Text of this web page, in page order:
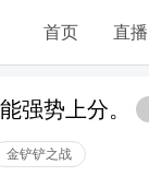
首页 直播
强势上分。
金铲铲之战